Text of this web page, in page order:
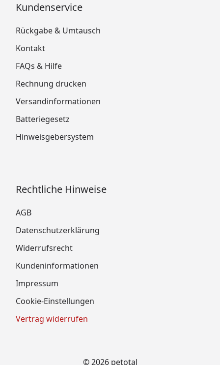
Kundenservice
Rückgabe & Umtausch
Kontakt
FAQs & Hilfe
Rechnung drucken
Versandinformationen
Batteriegesetz
Hinweisgebersystem
Rechtliche Hinweise
AGB
Datenschutzerklärung
Widerrufsrecht
Kundeninformationen
Impressum
Cookie-Einstellungen
Vertrag widerrufen
© 2026 petotal